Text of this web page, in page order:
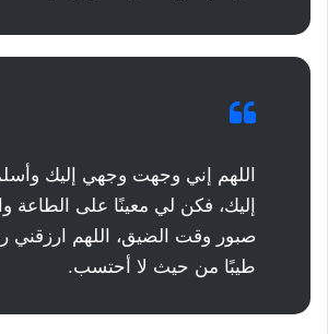
اللهم إني وجهت وجهي إليك
إليك، فكن لي معينًا على الطاعة
صبور وقت الضيق، اللهم ارزقني
طيبًا من حيث لا أحتسب.